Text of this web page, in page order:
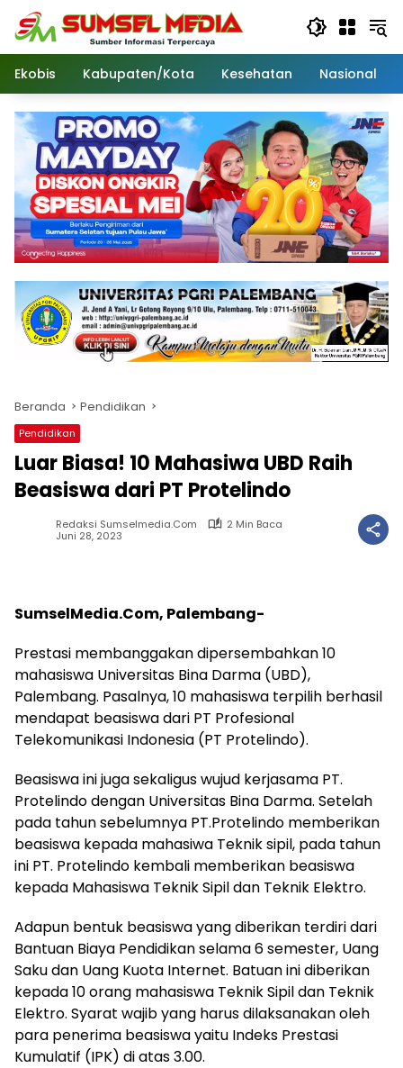
Langsung
konten
Ekobis
Kabupaten/Kota Kesehatan Nasional
Beranda Pendidikan
Pendidikan
Luar Biasa! 10 Mahasiwa UBD Raih
Beasiswa dari PT Protelindo
Redaksi Sumselmedia.com
2 Min Baca
Juni 28, 2023
SumselMedia.Com, Palembang-
Prestasi membanggakan dipersembahkan 10
mahasiswa Universitas Bina Darma (UBD),
Palembang. Pasalnya, 10 mahasiswa terpilih berhasil
mendapat beasiswa dari PT Profesional
Telekomunikasi Indonesia (PT Protelindo).
Beasiswa ini juga sekaligus wujud kerjasama PT.
Protelindo dengan Universitas Bina Darma. Setelah
pada tahun sebelumnya PT.Protelindo memberikan
beasiswa kepada mahasiwa Teknik sipil, pada tahun
ini PT. Protelindo kembali memberikan beasiswa
kepada Mahasiswa Teknik Sipil dan Teknik Elektro.
Adapun bentuk beasiswa yang diberikan terdiri dari
Bantuan Biaya Pendidikan selama 6 semester, Uang
Saku dan Uang Kuota Internet. Batuan ini diberikan
kepada 10 orang mahasiswa Teknik Sipil dan Teknik
Elektro. Syarat wajib yang harus dilaksanakan oleh
para penerima beasiswa yaitu Indeks Prestasi
Kumulatif (IPK) di atas 3.00.